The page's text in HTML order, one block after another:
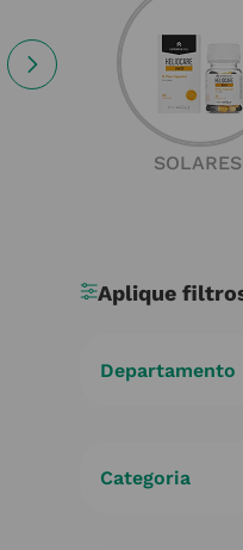
SOLARES
Departamento
Categoria